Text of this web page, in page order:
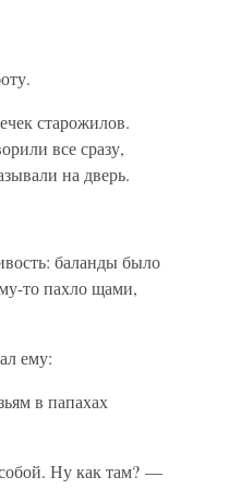
старожилов.
все сразу,
на дверь.
баланды было
то пахло щами,
ему:
в папахах
собой. Ну как там? —